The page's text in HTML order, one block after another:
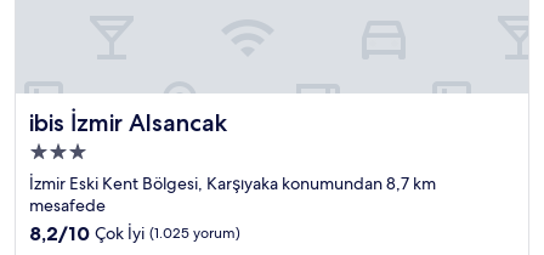
ibis İzmir Alsancak
ibis İzmir Alsancak
3.0
yıldızlı
konaklama
yeri
İzmir Eski Kent Bölgesi, Karşıyaka konumundan 8,7 km
mesafede
10
8,2/10 Çok İyi (1.025 yorum)